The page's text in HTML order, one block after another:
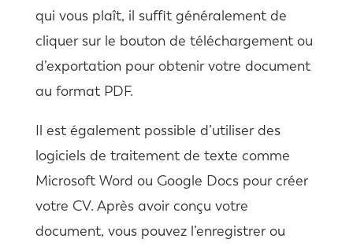
qui vous plaît, il suffit généralement de
cliquer sur le bouton de téléchargement ou
d’exportation pour obtenir votre document
au format PDF.
Il est également possible d’utiliser des
logiciels de traitement de texte comme
Microsoft Word ou Google Docs pour créer
votre CV. Après avoir conçu votre
document, vous pouvez l’enregistrer ou